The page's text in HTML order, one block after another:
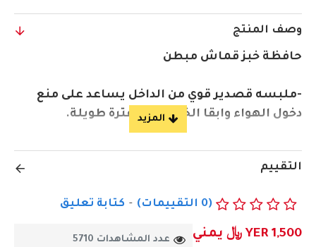
وصف المنتج
حافظة خبز قماش مبطن
-ملبسه قصدير قوي من الداخل يساعد على منع
دخول الهواء وابقا الخبز طازج لفترة طويلة.
– مصممة بحجم مثالي لتخزين الخبز وحفظه طازجاً
ورطباً لفترة أطول.
- مبطن ماده تحفظ الحرارة وغير قابله للتأكل.
التقييم
(0 التقييمات) - كتابة تعليق
YER 1,500 ﷼ يمني عدد المشاهدات 5710